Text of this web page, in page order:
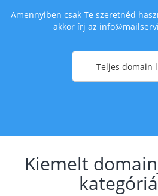
Amennyiben csak Te szeretnéd
akkor írj az
Teljes domain
Kiemelt